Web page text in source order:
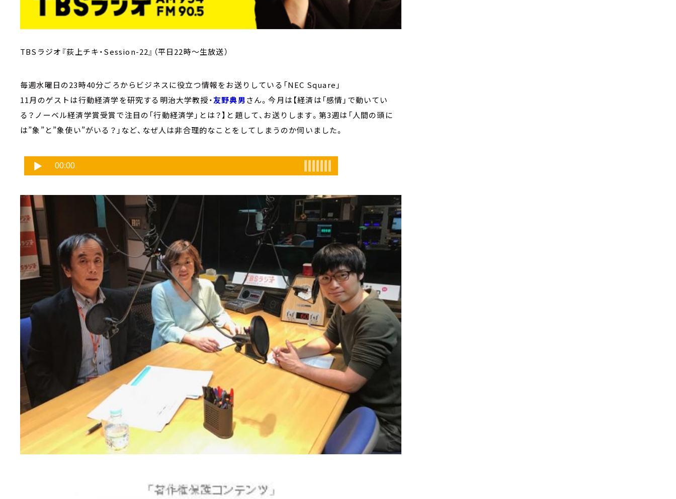
TBSラジオ『荻上チキ・Session-22』（平日22時～生放送）
毎週水曜日の23時40分ごろからビジネスに役立つ情報をお送りしている「NEC Square」
11月のゲストは行動経済学を研究する明治大学教授・友野典男さん。今月は【経済は「感情」で動いてい
る？ノーベル経済学賞受賞で注目の「行動経済学」とは？】と題して、お送りします。第3週は「人間の頭に
は”象”と”象使い”がいる？」など、なぜ人は非合理的なことをしてしまうのか伺いました。